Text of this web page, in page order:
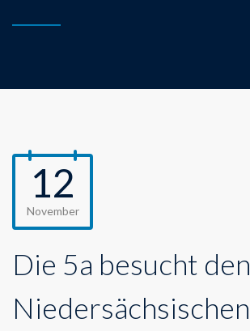
12
November
Die 5a besucht den
Niedersächsischen